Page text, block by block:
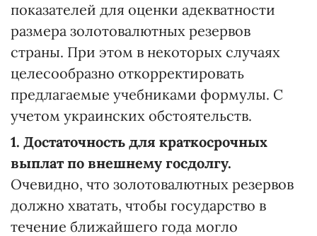
показателей для оценки адекватности
размера золотовалютных резервов
страны. При этом в некоторых случаях
целесообразно откорректировать
предлагаемые учебниками формулы. С
учетом украинских обстоятельств.
1. Достаточность для краткосрочных
выплат по внешнему госдолгу.
Очевидно, что золотовалютных резервов
должно хватать, чтобы государство в
течение ближайшего года могло